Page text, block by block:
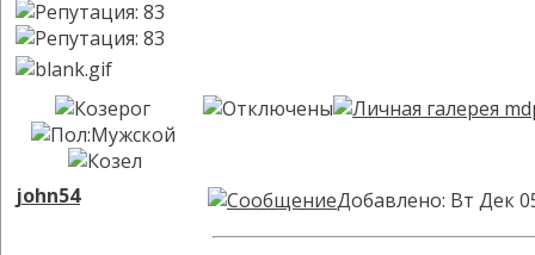
john54 Добавлено: Вт Дек